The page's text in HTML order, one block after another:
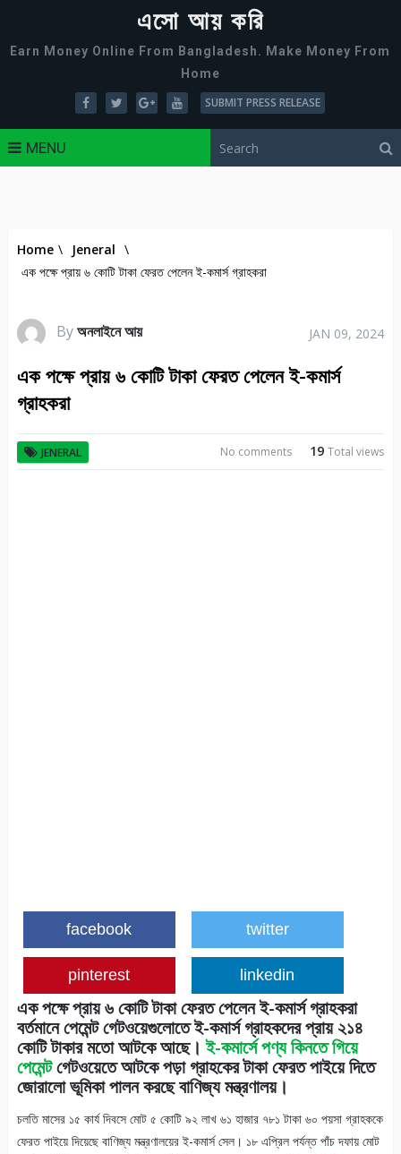
এসো আয় করি
Earn Money Online From Bangladesh. Make Money From
Home
SUBMIT PRESS RELEASE
MENU
Home \ Jeneral \
এক পক্ষে প্রায় ৬ কোটি টাকা ফেরত পেলেন ই-কমার্স গ্রাহকরা
Byঅনলাইনে আয় JAN 09, 2024
এক পক্ষে প্রায় ৬ কোটি টাকা ফেরত পেলেন ই-কমার্স
গ্রাহকরা
JENERAL 19Total views
No comments
facebook twitter
pinterest linkedin
এক পক্ষে প্রায় ৬ কোটি টাকা ফেরত পেলেন ই-কমার্স গ্রাহকরা
বর্তমানে পেমেন্ট গেটওয়েগুলোতে ই-কমার্স গ্রাহকদের প্রায় ২১৪
কোটি টাকার মতো আটকে আছে।ই-কমার্সে পণ্য কিনতে গিয়ে
পেমেন্টগেটওয়েতে আটকে পড়া গ্রাহকের টাকা ফেরত পাইয়ে দিতে
জোরালো ভূমিকা পালন করছে বাণিজ্য মন্ত্রণালয়।
চলতি মাসের ১৫ কার্য দিবসে মোট ৫ কোটি ৯২ লাখ ৬১ হাজার ৭৮১ টাকা ৬০ পয়সা গ্রাহককে
ফেরত পাইয়ে দিয়েছে বাণিজ্য মন্ত্রণালয়ের ই-কমার্স সেল। ১৮ এপ্রিল পর্যন্ত পাঁচ দফায় মোট